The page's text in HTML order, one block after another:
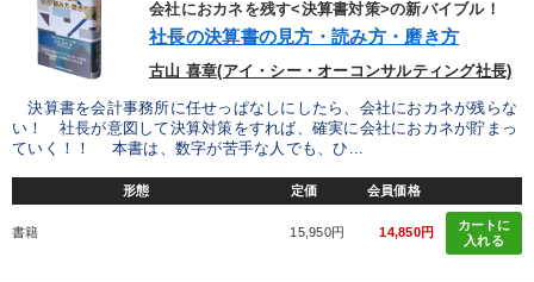
最新刊・戦略参謀ChatGPT実戦法と中小企業のDXと講話ご案内
「利上げ時代の最新・銀行対策」＋「不動産市況予測」＋「市場
予測と株式投資」最新刊
会社におカネを残す<決算書対策>の新バイブル！
社長の決算書の見方・読み方・磨き方
古山 喜章(アイ・シー・オーコンサルティング社長)
決算書を会計事務所に任せっぱなしにしたら、会社におカネが残らな
い！ 社長が意図して決算対策をすれば、確実に会社におカネが貯まっ
ていく！！ 本書は、数字が苦手な人でも、ひ...
形態 定価 会員価格
書籍 15,950円 14,850円
カートに
入れる